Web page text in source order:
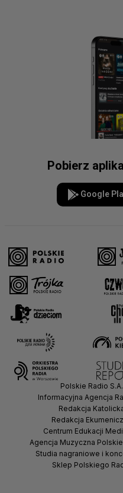
Pobierz
Google
Polskie Radio S.A.
Informacyjna Agencja
Redakcja
Redakcja
Centrum Edukacji
Agencja Muzyczna
Studia nagraniowe i
Sklep Polskiego